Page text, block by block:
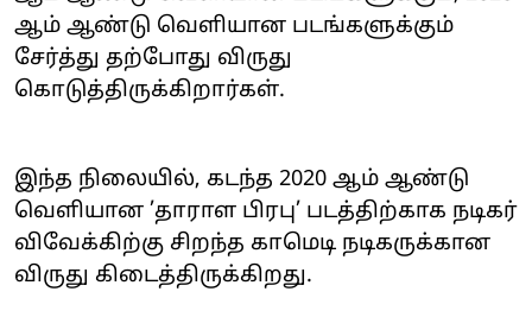
ஆம் ஆண்டு வெளியான படங்களுக்கும்
சேர்த்து தற்போது விருது
கொடுத்திருக்கிறார்கள்.
இந்த நிலையில், கடந்த 2020 ஆம் ஆண்டு
வெளியான ’தாராள பிரபு’ படத்திற்காக நடிகர்
விவேக்கிற்கு சிறந்த காமெடி நடிகருக்கான
விருது கிடைத்திருக்கிறது.